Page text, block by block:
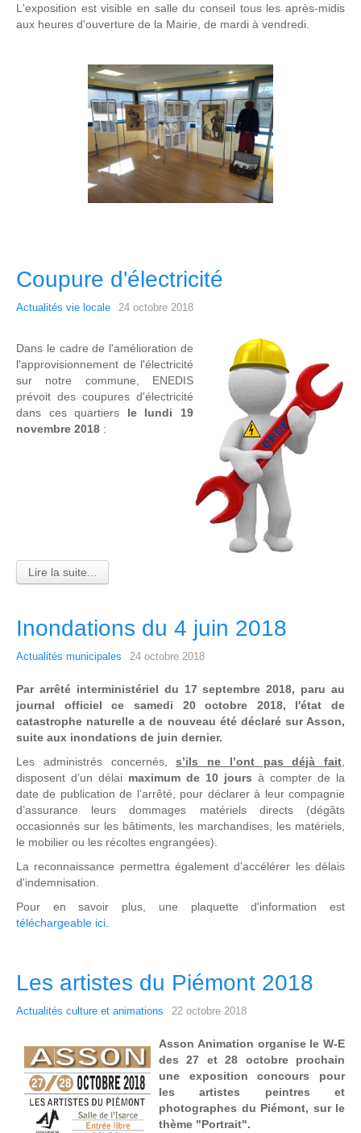
L'exposition est visible en salle du conseil tous les après-midis
aux heures d'ouverture de la Mairie, de mardi à vendredi.
Coupure d'électricité
Actualités vie locale 24 octobre 2018
Dans le cadre de l'amélioration de
l'approvisionnement de l'électricité
sur notre commune, ENEDIS
prévoit des coupures d'électricité
dans ces quartiers le lundi 19
novembre 2018 :
Lire la suite...
Inondations du 4 juin 2018
Actualités municipales 24 octobre 2018
Par arrêté interministériel du 17 septembre 2018, paru au
journal officiel ce samedi 20 octobre 2018, l'état de
catastrophe naturelle a de nouveau été déclaré sur Asson,
suite aux inondations de juin dernier.
Les administrés concernés,s’ils ne l’ont pas déjà fait,
disposent d’un délai maximum de 10 jours à compter de la
date de publication de l’arrêté, pour déclarer à leur compagnie
d’assurance leurs dommages matériels directs (dégâts
occasionnés sur les bâtiments, les marchandises, les matériels,
le mobilier ou les récoltes engrangées).
La reconnaissance permettra également d'accélérer les délais
d'indemnisation.
Pour en savoir plus, une plaquette d'information est
téléchargeable ici.
Les artistes du Piémont 2018
Actualités culture et animations 22 octobre 2018
Asson Animation organise le W-E
des 27 et 28 octobre prochain
une exposition concours pour
lesartistes peintres et
photographes du Piémont, sur le
thème "Portrait".